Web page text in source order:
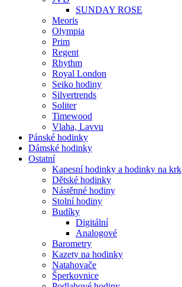
SUNDAY ROSE
Meoris
Olympia
Prim
Regent
Rhythm
Royal London
Seiko hodiny
Silvertrends
Soliter
Timewood
Vlaha, Lavvu
Pánské hodinky
Dámské hodinky
Ostatní
Kapesní hodinky a hodinky na krk
Dětské hodinky
Nástěnné hodiny
Stolní hodiny
Budíky
Digitální
Analogové
Barometry
Kazety na hodinky
Natahovače
Šperkovnice